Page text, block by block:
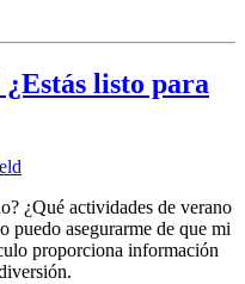
listo para
¿Qué actividades de verano
puedo asegurarme de que mi
proporciona información